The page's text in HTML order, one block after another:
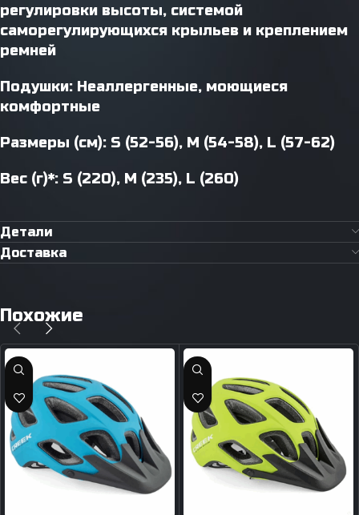
регулировки высоты, системой
саморегулирующихся крыльев и креплением
ремней
Подушки: Неаллергенные, моющиеся
комфортные
Размеры (см): S (52-56), M (54-58), L (57-62)
Вес (г)*: S (220), M (235), L (260)
Детали
Доставка
Похожие